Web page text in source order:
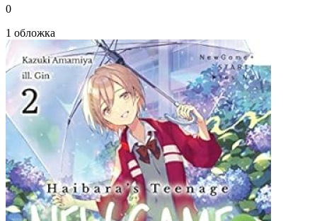
0
1 обложка